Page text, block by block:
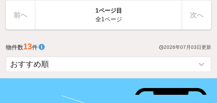
前へ
1ページ目
全1ページ
次へ
物件数13件 2026年07月03日更新